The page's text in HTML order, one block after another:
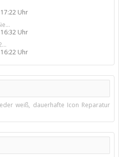
Uhr
Uhr
Uhr
weiß, dauerhafte Icon Reparatur